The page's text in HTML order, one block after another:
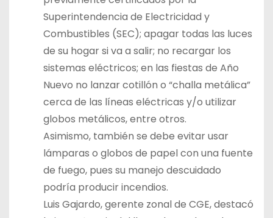
Superintendencia de Electricidad y
Combustibles (SEC); apagar todas las luces
de su hogar si va a salir; no recargar los
sistemas eléctricos; en las fiestas de Año
Nuevo no lanzar cotillón o “challa metálica”
cerca de las líneas eléctricas y/o utilizar
globos metálicos, entre otros.
Asimismo, también se debe evitar usar
lámparas o globos de papel con una fuente
de fuego, pues su manejo descuidado
podría producir incendios.
Luis Gajardo, gerente zonal de CGE, destacó